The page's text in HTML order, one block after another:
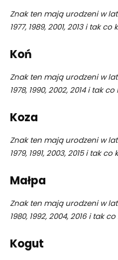
Znak ten mają urodzeni w
1977, 1989, 2001, 2013 i tak co
Koń
Znak ten mają urodzeni w
1978, 1990, 2002, 2014 i tak
Koza
Znak ten mają urodzeni w
1979, 1991, 2003, 2015 i tak
Małpa
Znak ten mają urodzeni w
1980, 1992, 2004, 2016 i tak
Kogut